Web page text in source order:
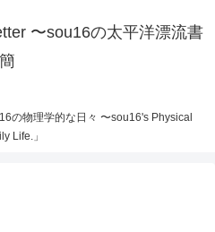
〜sou16の太平洋漂流書
簡
の物理学的な日々 〜sou16's Physical
Life.」